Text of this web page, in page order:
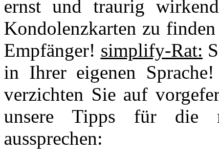
ernst und traurig
Kondolenzkarten zu
Empfänger! simplify-Rat:
in Ihrer eigenen
verzichten Sie auf
unsere Tipps für die
aussprechen: